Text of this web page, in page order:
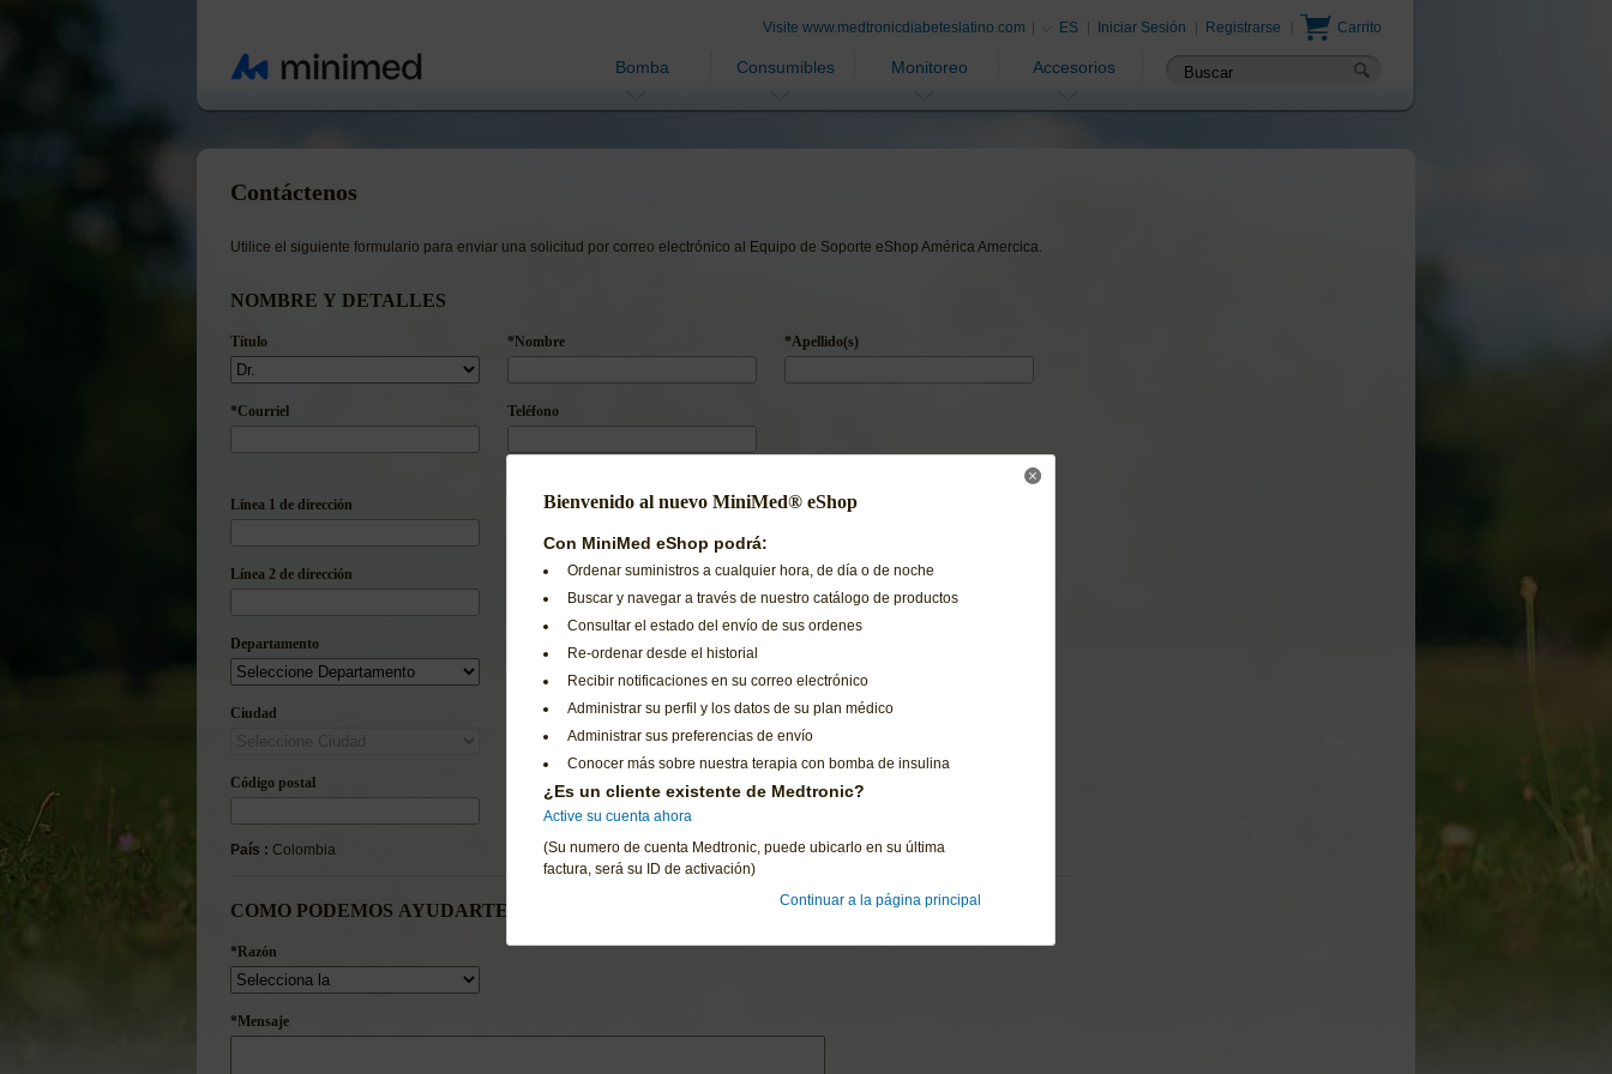
Visite www.medtronicdiabeteslatino.com ES Iniciar Sesión Registrarse Carrito
Bomba Consumibles Monitoreo Accesorios
Contáctenos
Utilice el siguiente formulario para enviar una solicitud por correo electrónico al Equipo de Soporte eShop América Amercica.
NOMBRE Y DETALLES
Título *Nombre *Apellido(s)
*Courriel Teléfono
Línea 1 de dirección
Línea 2 de dirección
Departamento
Ciudad
Código postal
País : Colombia
COMO PODEMOS AYUDARTE?
*Razón
*Mensaje
Bienvenido al nuevo MiniMed® eShop
Con MiniMed eShop podrá:
Ordenar suministros a cualquier hora, de día o de noche
Buscar y navegar a través de nuestro catálogo de productos
Consultar el estado del envío de sus ordenes
Re-ordenar desde el historial
Recibir notificaciones en su correo electrónico
Administrar su perfil y los datos de su plan médico
Administrar sus preferencias de envío
Conocer más sobre nuestra terapia con bomba de insulina
¿Es un cliente existente de Medtronic?
Active su cuenta ahora
(Su numero de cuenta Medtronic, puede ubicarlo en su última
factura, será su ID de activación)
Continuar a la página principal